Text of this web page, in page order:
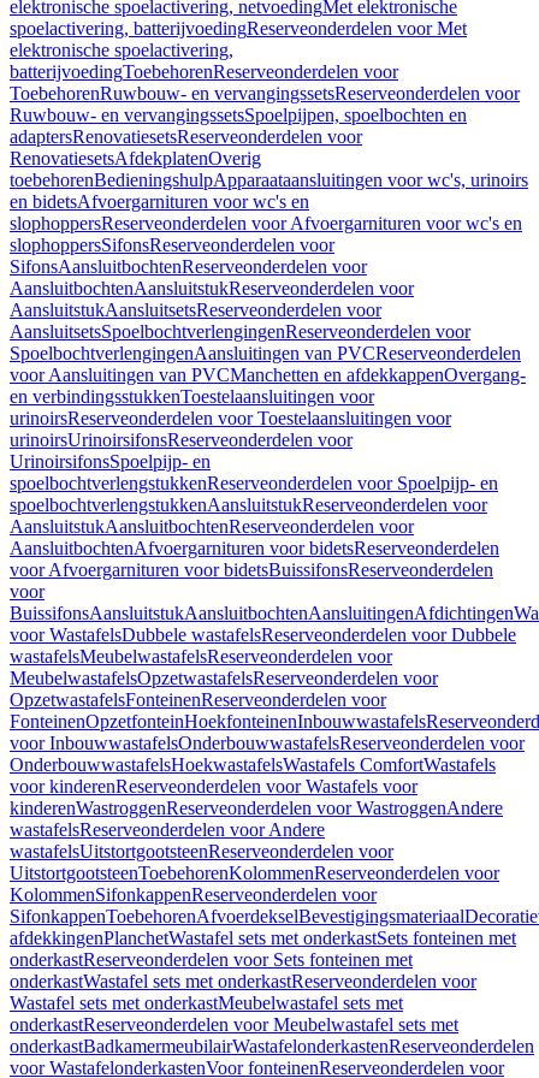
elektronische spoelactivering, netvoedingMet elektronische
spoelactivering, batterijvoedingReserveonderdelen voor Met
elektronische spoelactivering,
batterijvoedingToebehorenReserveonderdelen voor
ToebehorenRuwbouw- en vervangingssetsReserveonderdelen voor
Ruwbouw- en vervangingssetsSpoelpijpen, spoelbochten en
adaptersRenovatiesetsReserveonderdelen voor
RenovatiesetsAfdekplatenOverig
toebehorenBedieningshulpApparaataansluitingen voor wc's, urinoirs
en bidetsAfvoergarnituren voor wc's en
slophoppersReserveonderdelen voor Afvoergarnituren voor wc's en
slophoppersSifonsReserveonderdelen voor
SifonsAansluitbochtenReserveonderdelen voor
AansluitbochtenAansluitstukReserveonderdelen voor
AansluitstukAansluitsetsReserveonderdelen voor
AansluitsetsSpoelbochtverlengingenReserveonderdelen voor
SpoelbochtverlengingenAansluitingen van PVCReserveonderdelen
voor Aansluitingen van PVCManchetten en afdekkappenOvergang-
en verbindingsstukkenToestelaansluitingen voor
urinoirsReserveonderdelen voor Toestelaansluitingen voor
urinoirsUrinoirsifonsReserveonderdelen voor
UrinoirsifonsSpoelpijp- en
spoelbochtverlengstukkenReserveonderdelen voor Spoelpijp- en
spoelbochtverlengstukkenAansluitstukReserveonderdelen voor
AansluitstukAansluitbochtenReserveonderdelen voor
AansluitbochtenAfvoergarnituren voor bidetsReserveonderdelen
voor Afvoergarnituren voor bidetsBuissifonsReserveonderdelen
voor
BuissifonsAansluitstukAansluitbochtenAansluitingenAfdichtingen
voor WastafelsDubbele wastafelsReserveonderdelen voor Dubbele
wastafelsMeubelwastafelsReserveonderdelen voor
MeubelwastafelsOpzetwastafelsReserveonderdelen voor
OpzetwastafelsFonteinenReserveonderdelen voor
FonteinenOpzetfonteinHoekfonteinenInbouwwastafels
voor InbouwwastafelsOnderbouwwastafelsReserveonderdelen voor
OnderbouwwastafelsHoekwastafelsWastafels ComfortWastafels
voor kinderenReserveonderdelen voor Wastafels voor
kinderenWastroggenReserveonderdelen voor WastroggenAndere
wastafelsReserveonderdelen voor Andere
wastafelsUitstortgootsteenReserveonderdelen voor
UitstortgootsteenToebehorenKolommenReserveonderdelen voor
KolommenSifonkappenReserveonderdelen voor
SifonkappenToebehorenAfvoerdekselBevestigingsmateriaal
afdekkingenPlanchetWastafel sets met onderkastSets fonteinen met
onderkastReserveonderdelen voor Sets fonteinen met
onderkastWastafel sets met onderkastReserveonderdelen voor
Wastafel sets met onderkastMeubelwastafel sets met
onderkastReserveonderdelen voor Meubelwastafel sets met
onderkastBadkamermeubilairWastafelonderkastenReserveonderdelen
voor WastafelonderkastenVoor fonteinenReserveonderdelen voor